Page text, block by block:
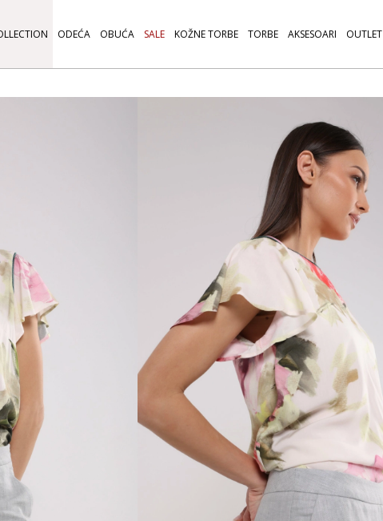
ODEĆA OBUĆA SALE KOŽNE TORBE TORBE AKSESOARI OUTLET